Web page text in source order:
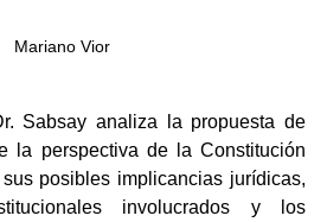
Mariano Vior
Sabsay analiza la propuesta de
la perspectiva de la Constitución
posibles implicancias jurídicas,
involucrados y los